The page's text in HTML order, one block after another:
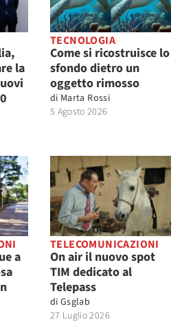
la
TECNOLOGIA
Come si ricostruisce lo
sfondo dietro un
oggetto rimosso
di Marta Rossi
5 Agosto 2026
a
TELECOMUNICAZIONI
On air il nuovo spot
TIM dedicato al
Telepass
di Gsglab
27 Luglio 2026